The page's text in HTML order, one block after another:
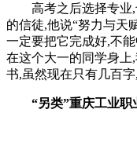
高考之后选择专业
的信徒,他说“努力与天
一定要把它完成好,不
在这个大一的同学身上
书,虽然现在只有几百
“另类”重庆工业职